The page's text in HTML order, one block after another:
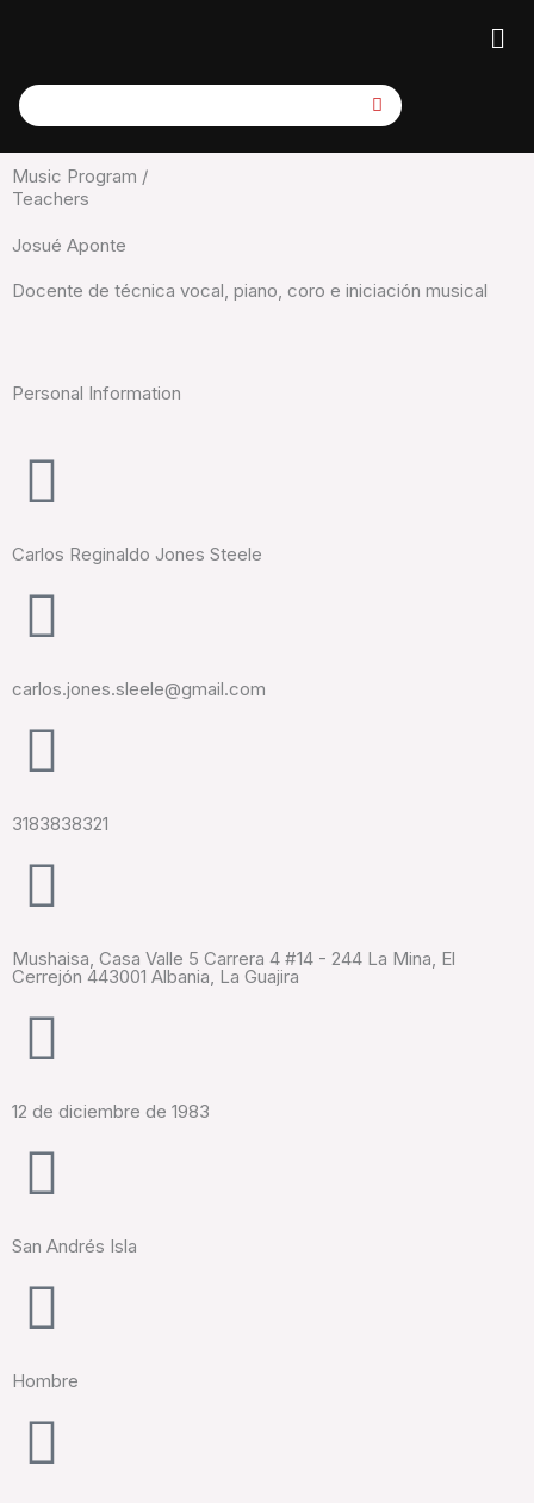
content
Music Program /
Teachers
Josué Aponte
Docente de técnica vocal, piano, coro e iniciación musical
Personal Information
Carlos Reginaldo Jones Steele
carlos.jones.sleele@gmail.com
3183838321
Mushaisa, Casa Valle 5 Carrera 4 #14 - 244 La Mina, El
Cerrejón 443001 Albania, La Guajira
12 de diciembre de 1983
San Andrés Isla
Hombre